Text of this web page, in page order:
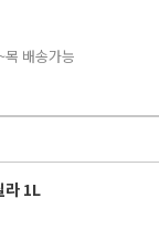
목 배송가능
라 1L